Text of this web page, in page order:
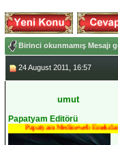
Birinci okunmamış Mesajı
24 August 2011, 16:57
umut
Papatyam Editörü
Papatyam Medineweb